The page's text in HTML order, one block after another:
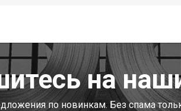
на
по новинкам. Без спама